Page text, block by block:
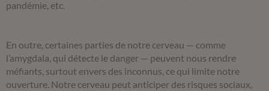
pandémie, etc.
En outre, certaines parties de notre cerveau — comme
l’amygdala, qui détecte le danger — peuvent nous rendre
méfiants, surtout envers des inconnus, ce qui limite notre
ouverture. Notre cerveau peut anticiper des risques sociaux,